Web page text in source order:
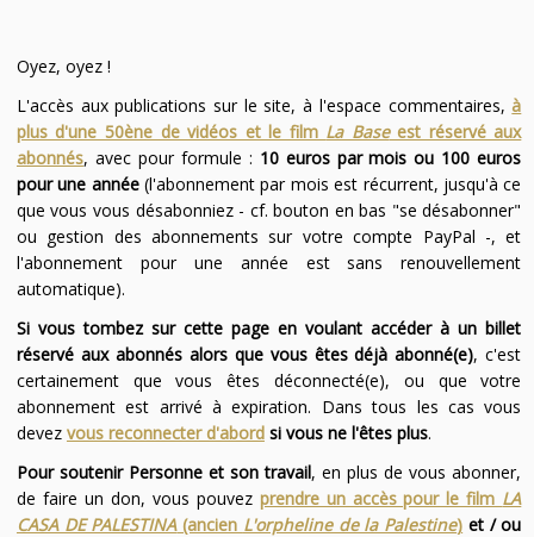
Oyez, oyez !
L'accès aux publications sur le site, à l'espace commentaires,à
plus d'une 50ène de vidéos et le film La Baseest réservé aux
abonnés, avec pour formule : 10 euros par mois ou 100 euros
pour une année(l'abonnement par mois est récurrent, jusqu'à ce
que vous vous désabonniez - cf. bouton en bas "se désabonner"
ou gestion des abonnements sur votre compte PayPal -, et
l'abonnement pour une année est sans renouvellement
automatique).
Si vous tombez sur cette page en voulant accéder à un billet
réservé aux abonnés alors que vous êtes déjà abonné(e), c'est
certainement que vous êtes déconnecté(e), ou que votre
abonnement est arrivé à expiration. Dans tous les cas vous
devez vous reconnecter d'abordsi vous ne l'êtes plus.
Pour soutenir Personne et son travail, en plus de vous abonner,
de faire un don, vous pouvez prendre un accès pour le film LA
CASA DE PALESTINA(ancien L'orpheline de la Palestine) et / ou